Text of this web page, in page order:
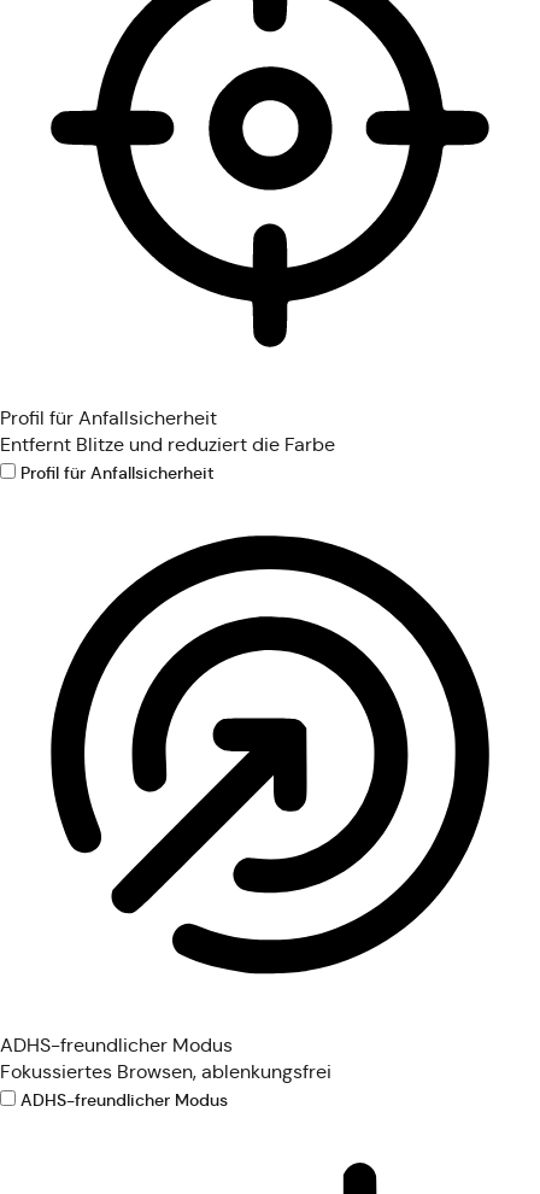
Profil für Anfallsicherheit
Entfernt Blitze und reduziert die Farbe
Profil für Anfallsicherheit
ADHS-freundlicher Modus
Fokussiertes Browsen, ablenkungsfrei
ADHS-freundlicher Modus